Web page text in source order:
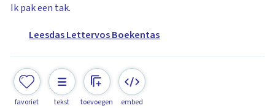
Ik pak een tak.
Leesdas Lettervos Boekentas
favoriet tekst toevoegen embed